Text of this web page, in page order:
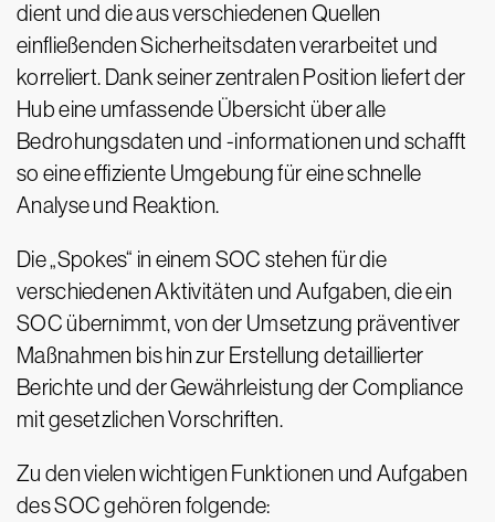
dient und die aus verschiedenen Quellen
einfließenden Sicherheitsdaten verarbeitet und
korreliert. Dank seiner zentralen Position liefert der
Hub eine umfassende Übersicht über alle
Bedrohungsdaten und -informationen und schafft
so eine effiziente Umgebung für eine schnelle
Analyse und Reaktion.
Die „Spokes“ in einem SOC stehen für die
verschiedenen Aktivitäten und Aufgaben, die ein
SOC übernimmt, von der Umsetzung präventiver
Maßnahmen bis hin zur Erstellung detaillierter
Berichte und der Gewährleistung der Compliance
mit gesetzlichen Vorschriften.
Zu den vielen wichtigen Funktionen und Aufgaben
des SOC gehören folgende: